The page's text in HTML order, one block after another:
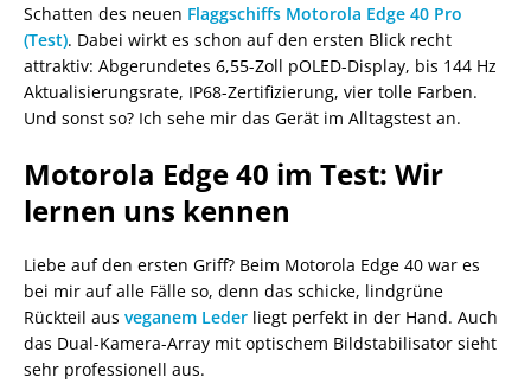
Schatten des neuen Flaggschiffs Motorola Edge 40 Pro
(Test). Dabei wirkt es schon auf den ersten Blick recht
attraktiv: Abgerundetes 6,55-Zoll pOLED-Display, bis 144 Hz
Aktualisierungsrate, IP68-Zertifizierung, vier tolle Farben.
Und sonst so? Ich sehe mir das Gerät im Alltagstest an.
Motorola Edge 40 im Test: Wir
lernen uns kennen
Liebe auf den ersten Griff? Beim Motorola Edge 40 war es
bei mir auf alle Fälle so, denn das schicke, lindgrüne
Rückteil aus veganem Leder liegt perfekt in der Hand. Auch
das Dual-Kamera-Array mit optischem Bildstabilisator sieht
sehr professionell aus.